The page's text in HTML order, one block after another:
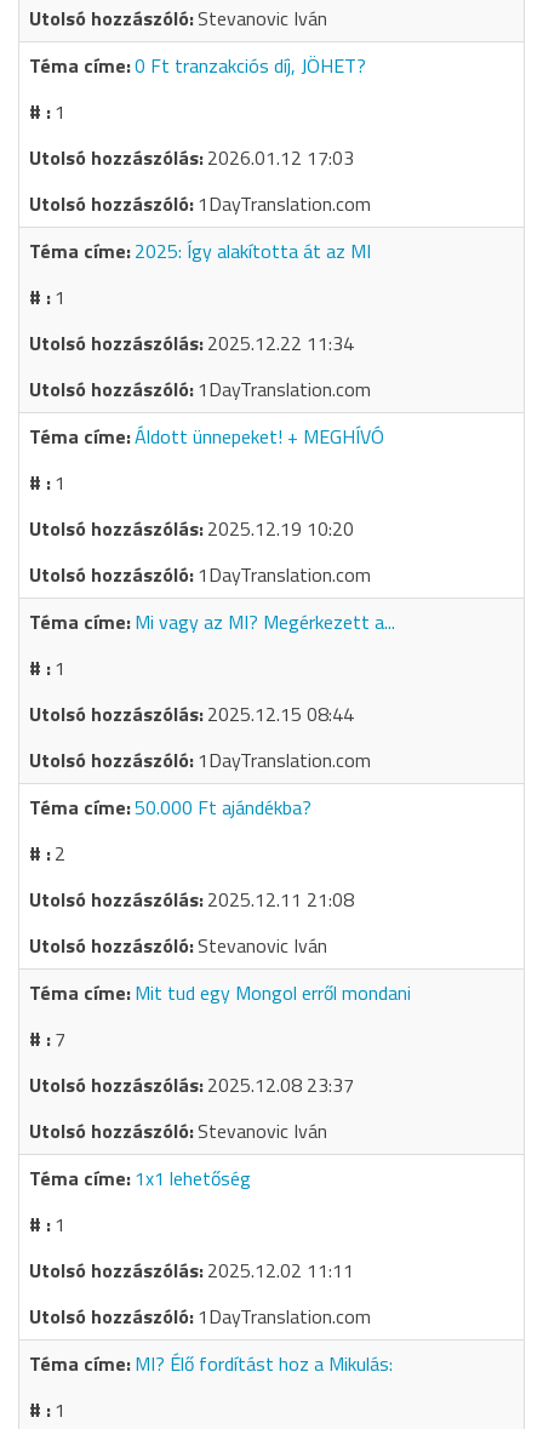
Stevanovic Iván
0 Ft tranzakciós díj, JÖHET?
1
2026.01.12 17:03
1DayTranslation.com
2025: Így alakította át az MI
1
2025.12.22 11:34
1DayTranslation.com
Áldott ünnepeket! + MEGHÍVÓ
1
2025.12.19 10:20
1DayTranslation.com
Mi vagy az MI? Megérkezett a...
1
2025.12.15 08:44
1DayTranslation.com
50.000 Ft ajándékba?
2
2025.12.11 21:08
Stevanovic Iván
Mit tud egy Mongol erről mondani
7
2025.12.08 23:37
Stevanovic Iván
1x1 lehetőség
1
2025.12.02 11:11
1DayTranslation.com
MI? Élő fordítást hoz a Mikulás:
1